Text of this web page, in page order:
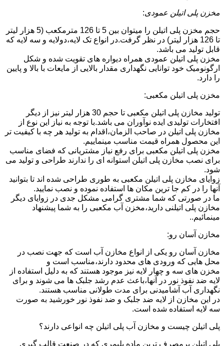
مخزن پلی اتیلن عمودی:
حجم مخزن پلی اتیلن را میتوان بین 5 تا 126 مترمکعب (5 هزار لیتر
تا 126 هزار لیتر) در نظر گرفت.در انواع تک لایه،دولایه و سه لایه که
قابل تولید می باشد.
مخزن پلی اتیلن عمودی همراه دیواره های تقویت شده و شکل
ارگونومیک خود توانایی نگهداری مقدار بالایی از مایعات با بالا و پایین
را دارد.
مخزن پلی اتیلن مکعبی:
تولید مخازن پلی اتیلن مکعبی تا حجم 30 هزار لیتر نیز از دیگر
افتخارات تولیدی ایده نوآوران می باشد.با توجه به نیاز این نوع از
مخازن پلی اتیلن در صاحب الزمان،اقدام به تولید هر چه با کیفیت تر
این محصول همراه قیمت مناسب مینماییم.
مخزن پلی اتیلن مکعبی برای رفع نیاز مشتریانی که فضای مناسب
برای نصب مخازن پلی اتیلن استوانه ای را ندارند طراحی و تولید می
شود.
زوایای مخازن پلی اتیلن مکعبی به طوری طراحی شده اند تا بتوانید
آنها را در کم جا ترین مکان ها استفاده نموده و نصب نمایید.
ما در صورتی که شما مشتری گرامی مشکل جدی در زوایای دیگر
مخازن پلی اتیلنی دارید،مخزن آب مکعبی را به شما پیشنهاد
مینمائیم..
مخازن آسان رو:
مخازن آسان رو یکی از انواع مخازن آب است که جهت نصب در
محل هایی که ورودی های محدود دارند،مناسب است و
مخزن های سه و چهار لایه نیز موجود هستند که به دلیل استفاده از
لایه ضد نفوذ نور در آنها،باعث عدم رشد جلبک ها می شوند و برای
نگهداری آب آشامیدنی برای مدت طولانی مناسب هستند.
در این مخازن از لایه ضد جلبک و ضد نفوذ نور خورشید به صورت
سه لایه استفاده شده است.
پلی اتیلن چیست و مخازن آب پلی اتیلن چه انواعی دارند؟
پلی اتیلن پرمصرف ترین ماده پلیمری که در صنعت قالب گیری